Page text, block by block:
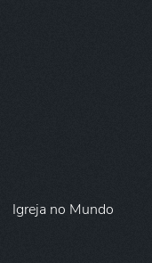
Igreja no Mundo